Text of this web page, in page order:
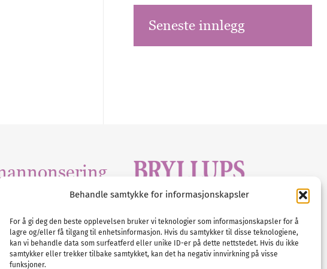
Behandle samtykke for informasjonskapsler
For å gi deg den beste opplevelsen bruker vi teknologier som informasjonskapsler for å
lagre og/eller få tilgang til enhetsinformasjon. Hvis du samtykker til disse teknologiene,
kan vi behandle data som surfeatferd eller unike ID-er på dette nettstedet. Hvis du ikke
samtykker eller trekker tilbake samtykket, kan det ha negativ innvirkning på visse
funksjoner.
Seneste innlegg
nordicbridalmedia
E-post :info@nordicbridalmedia.com
Bryllupsmagasinet Norge
© All rights reserved.
VAT: NO911740648